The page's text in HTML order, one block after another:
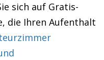
sich auf Gratis-
die Ihren Aufenthalt